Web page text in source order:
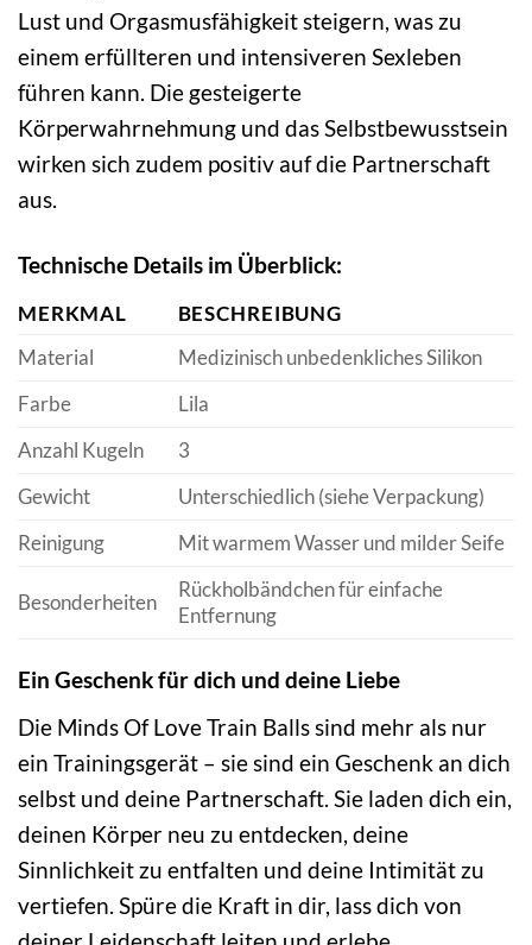
Lust und Orgasmusfähigkeit steigern, was zu
einem erfüllteren und intensiveren Sexleben
führen kann. Die gesteigerte
Körperwahrnehmung und das Selbstbewusstsein
wirken sich zudem positiv auf die Partnerschaft
aus.
Technische Details im Überblick:
MERKMAL
BESCHREIBUNG
Material
Medizinisch unbedenkliches Silikon
Farbe
Lila
Anzahl Kugeln
3
Gewicht
Unterschiedlich (siehe Verpackung)
Reinigung
Mit warmem Wasser und milder Seife
Besonderheiten
Rückholbändchen für einfache
Entfernung
Ein Geschenk für dich und deine Liebe
Die Minds Of Love Train Balls sind mehr als nur
ein Trainingsgerät – sie sind ein Geschenk an dich
selbst und deine Partnerschaft. Sie laden dich ein,
deinen Körper neu zu entdecken, deine
Sinnlichkeit zu entfalten und deine Intimität zu
vertiefen. Spüre die Kraft in dir, lass dich von